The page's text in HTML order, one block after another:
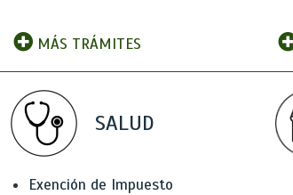
MÁS TRÁMITES
SALUD
Exención de Impuesto